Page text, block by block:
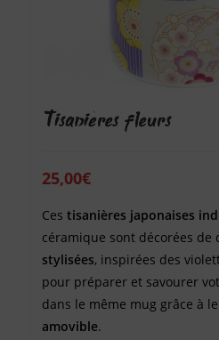
Tisanières fleurs
25,00€
Cestisanières japonaises
céramique sont décorées
stylisées, inspirées des
pour préparer et savourer
dans le même mug grâce à
amovible.